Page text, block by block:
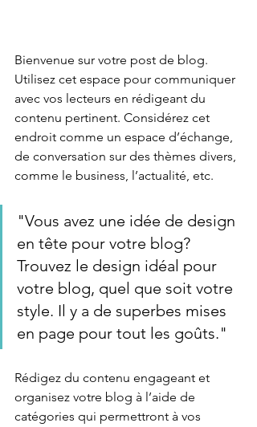
Bienvenue sur votre post de blog.
Utilisez cet espace pour communiquer
avec vos lecteurs en rédigeant du
contenu pertinent. Considérez cet
endroit comme un espace d’échange,
de conversation sur des thèmes divers,
comme le business, l’actualité, etc.
"Vous avez une idée de design
en tête pour votre blog?
Trouvez le design idéal pour
votre blog, quel que soit votre
style. Il y a de superbes mises
en page pour tout les goûts."
Rédigez du contenu engageant et
organisez votre blog à l’aide de
catégories qui permettront à vos